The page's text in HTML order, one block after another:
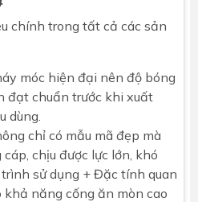
chính trong tất cả các sản
móc hiện đại nên độ bóng
đạt chuẩn trước khi xuất
dùng.
chỉ có mẫu mã đẹp mà
chịu được lực lớn, khó
sử dụng + Đặc tính quan
năng cống ăn mòn cao